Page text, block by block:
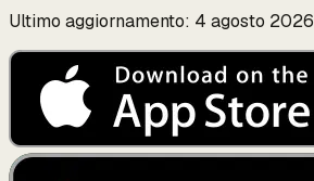
Ultimo aggiornamento: 4 agosto 2026